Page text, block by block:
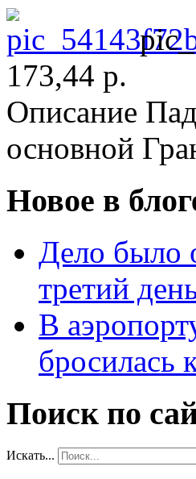
173,44 р.
Описание
основной
Новое в
Дело было
третий
В
бросилась
Поиск по
Искать...